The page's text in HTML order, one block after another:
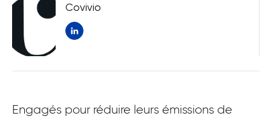
Covivio
Nouvelle fenêtre
Engagés pour réduire leurs émissions de